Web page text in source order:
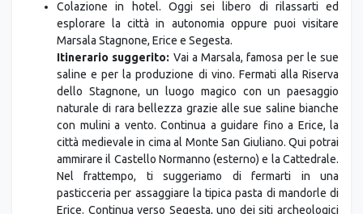
Itinerario suggerito:
Vai a Marsala, famosa per le sue
saline e per la produzione di vino. Fermati alla Riserva
dello Stagnone, un luogo magico con un paesaggio
naturale di rara bellezza grazie alle sue saline bianche
con mulini a vento. Continua a guidare fino a Erice, la
città medievale in cima al Monte San Giuliano. Qui potrai
ammirare il Castello Normanno (esterno) e la Cattedrale.
Nel frattempo, ti suggeriamo di fermarti in una
pasticceria per assaggiare la tipica pasta di mandorle di
Erice. Continua verso Segesta, uno dei siti archeologici
più belli della Sicilia, dove si consiglia di visitare il tempio
dorico la cui maestosa imponenza e posizione